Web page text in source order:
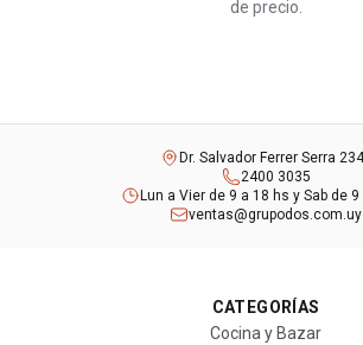
de precio.
Dr. Salvador Ferrer Serra
2400 3035
Lun a Vier de 9 a 18 hs y Sab de
ventas@grupodos.com.uy
CATEGORÍAS
Cocina y Bazar